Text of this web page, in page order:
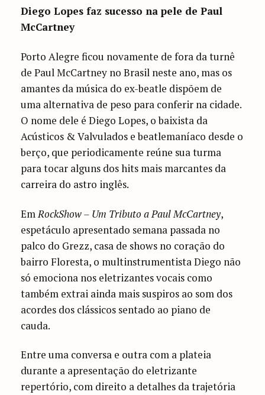
Diego Lopes faz sucesso na pele de Paul
McCartney
Porto Alegre ficou novamente de fora da turnê
de Paul McCartney no Brasil neste ano, mas os
amantes da música do ex-beatle dispõem de
uma alternativa de peso para conferir na cidade.
O nome dele é Diego Lopes, o baixista da
Acústicos & Valvulados e beatlemaníaco desde o
berço, que periodicamente reúne sua turma
para tocar alguns dos hits mais marcantes da
carreira do astro inglês.
EmRockShow – Um Tributo a Paul McCartney,
espetáculo apresentado semana passada no
palco do Grezz, casa de shows no coração do
bairro Floresta, o multinstrumentista Diego não
só emociona nos eletrizantes vocais como
também extrai ainda mais suspiros ao som dos
acordes dos clássicos sentado ao piano de
cauda.
Entre uma conversa e outra com a plateia
durante a apresentação do eletrizante
repertório, com direito a detalhes da trajetória